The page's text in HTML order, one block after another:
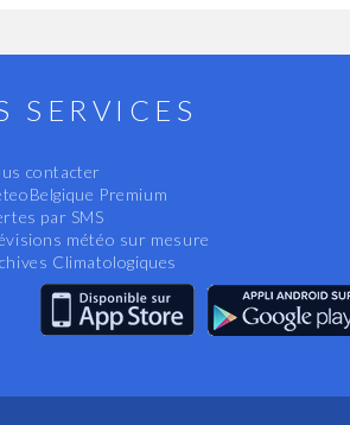
SERVICES
contacter
Premium
par SMS
météo sur mesure
Climatologiques